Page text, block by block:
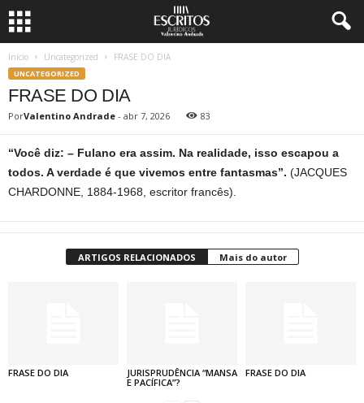
Início Uncategorized FRASE DO DIA
UNCATEGORIZED
FRASE DO DIA
PorValentino Andrade - abr 7, 2026 83
“Você diz: – Fulano era assim. Na realidade, isso escapou a
todos. A verdade é que vivemos entre fantasmas”. (JACQUES
CHARDONNE, 1884-1968, escritor francês).
ARTIGOS RELACIONADOS Mais do autor
FRASE DO DIA
JURISPRUDÊNCIA “MANSA
E PACÍFICA”?
FRASE DO DIA